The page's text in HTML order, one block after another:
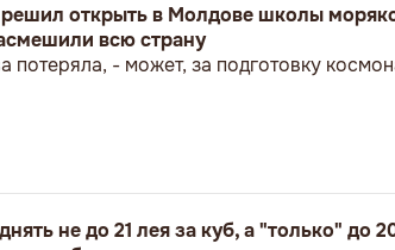
открыть в Молдове школы
всю страну
- может, за подготовку
не до 21 лея за куб, а "только" до